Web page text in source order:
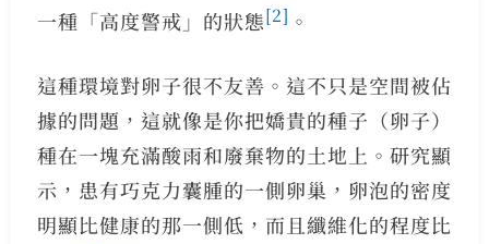
一種「高度警戒」的狀態[2] 。
這種環境對卵子很不友善。這不只是空間被佔
據的問題，這就像是你把嬌貴的種子（卵子）
種在一塊充滿酸雨和廢棄物的土地上。研究顯
示，患有巧克力囊腫的一側卵巢，卵泡的密度
明顯比健康的那一側低，而且纖維化的程度比